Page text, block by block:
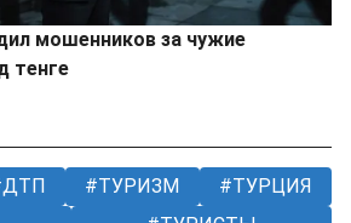
мошенников за чужие
тенге
ТУРИЗМ
ТУРЦИЯ